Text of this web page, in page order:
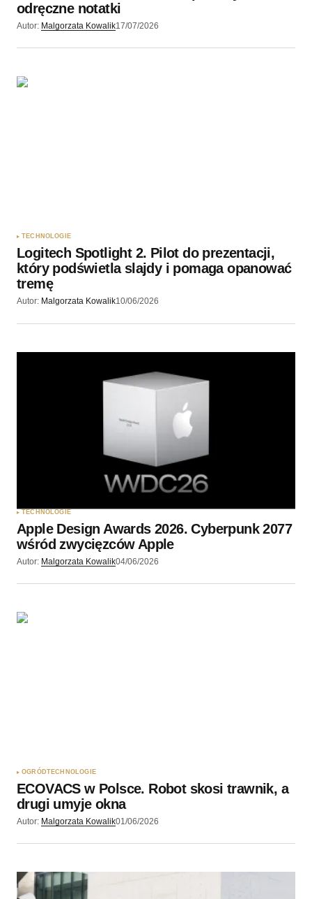
odręczne notatki
Autor: Malgorzata Kowalik17/07/2026
TECHNOLOGIE
Logitech Spotlight 2. Pilot do prezentacji,
który podświetla slajdy i pomaga opanować
tremę
Autor: Malgorzata Kowalik10/06/2026
TECHNOLOGIE
Apple Design Awards 2026. Cyberpunk 2077
wśród zwycięzców Apple
Autor: Malgorzata Kowalik04/06/2026
OGRÓDTECHNOLOGIE
ECOVACS w Polsce. Robot skosi trawnik, a
drugi umyje okna
Autor: Malgorzata Kowalik01/06/2026